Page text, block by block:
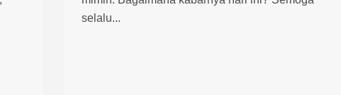
selalu...